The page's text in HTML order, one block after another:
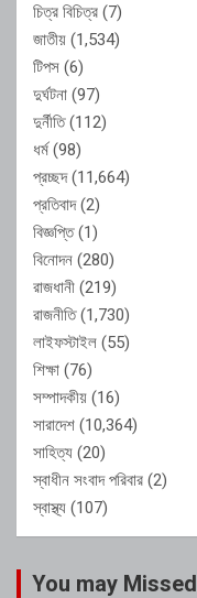
চিত্র বিচিত্র (7)
জাতীয় (1,534)
টিপস (6)
দুর্ঘটনা (97)
দুর্নীতি(112)
ধর্ম(98)
প্রচ্ছদ(11,664)
প্রতিবাদ(2)
বিজ্ঞপ্তি(1)
বিনোদন (280)
রাজধানী (219)
রাজনীতি(1,730)
লাইফস্টাইল (55)
শিক্ষা (76)
সম্পাদকীয় (16)
সারাদেশ (10,364)
সাহিত্য (20)
স্বাধীন সংবাদ পরিবার (2)
স্বাস্থ্য (107)
You may Missed